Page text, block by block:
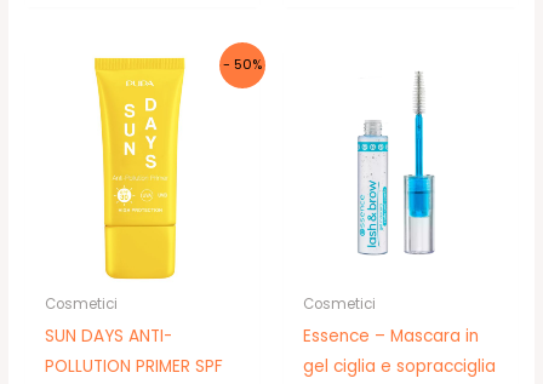
- 50%
Cosmetici
SUN DAYS ANTI-
POLLUTION PRIMER SPF
Cosmetici
Essence – Mascara in
gel ciglia e sopracciglia